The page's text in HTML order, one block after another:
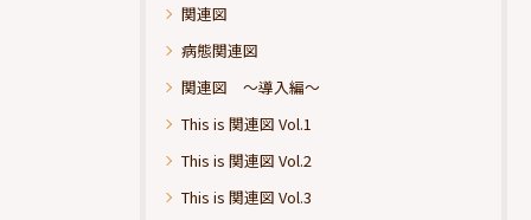
関連図
病態関連図
関連図 ～導入編～
This is 関連図 Vol.1
This is 関連図 Vol.2
This is 関連図 Vol.3